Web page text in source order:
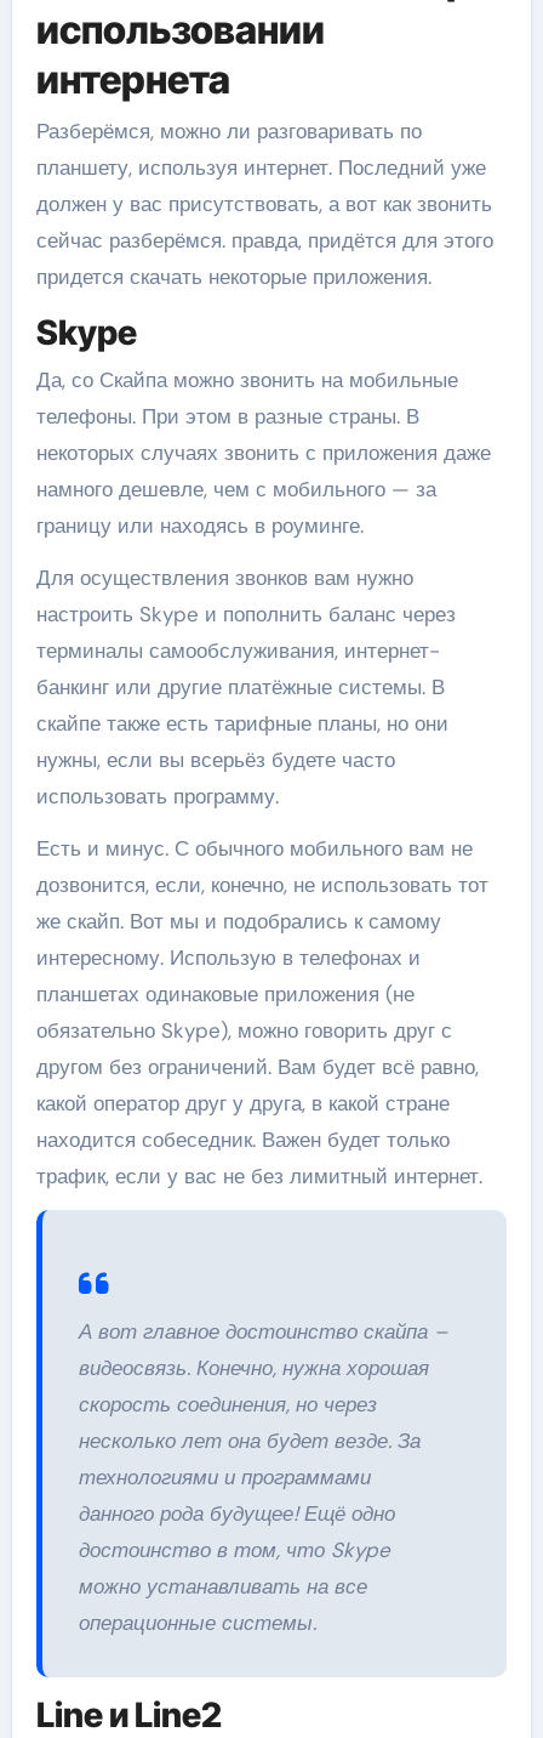
использовании
интернета
Разберёмся, можно ли разговаривать по
планшету, используя интернет. Последний уже
должен у вас присутствовать, а вот как звонить
сейчас разберёмся. правда, придётся для этого
придется скачать некоторые приложения.
Skype
Да, со Скайпа можно звонить на мобильные
телефоны. При этом в разные страны. В
некоторых случаях звонить с приложения даже
намного дешевле, чем с мобильного — за
границу или находясь в роуминге.
Для осуществления звонков вам нужно
настроить Skype и пополнить баланс через
терминалы самообслуживания, интернет-
банкинг или другие платёжные системы. В
скайпе также есть тарифные планы, но они
нужны, если вы всерьёз будете часто
использовать программу.
Есть и минус. С обычного мобильного вам не
дозвонится, если, конечно, не использовать тот
же скайп. Вот мы и подобрались к самому
интересному. Использую в телефонах и
планшетах одинаковые приложения (не
обязательно Skype), можно говорить друг с
другом без ограничений. Вам будет всё равно,
какой оператор друг у друга, в какой стране
находится собеседник. Важен будет только
трафик, если у вас не без лимитный интернет.
А вот главное достоинство скайпа –
видеосвязь. Конечно, нужна хорошая
скорость соединения, но через
несколько лет она будет везде. За
технологиями и программами
данного рода будущее! Ещё одно
достоинство в том, что Skype
можно устанавливать на все
операционные системы.
Line и Line2